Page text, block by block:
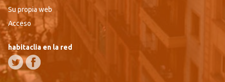
Su propia web
Acceso
habitaclia en la red